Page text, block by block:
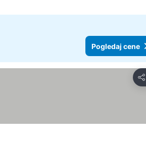
Pogledaj cene
Deli